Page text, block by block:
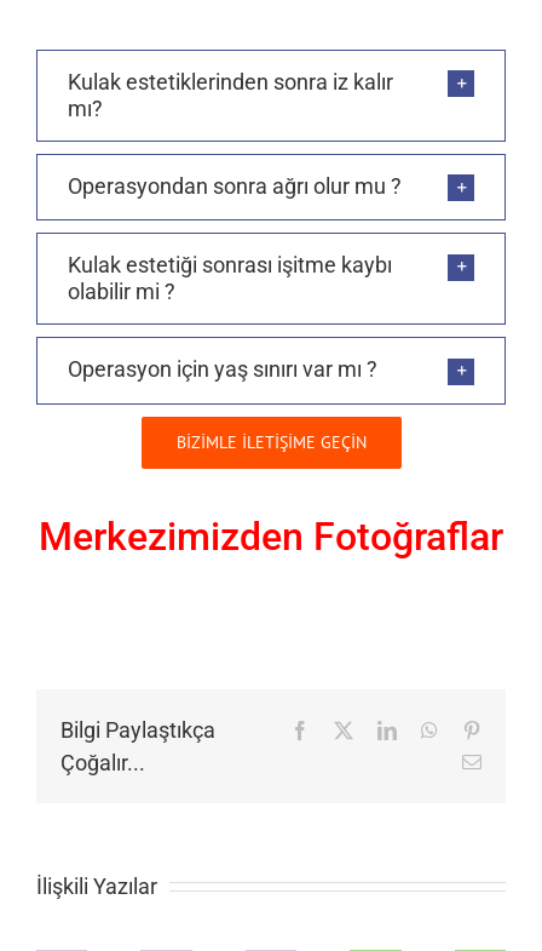
Kulak estetiklerinden sonra iz kalır
mı?
Operasyondan sonra ağrı olur mu ?
Kulak estetiği sonrası işitme kaybı
olabilir mi ?
Operasyon için yaş sınırı var mı ?
BİZİMLE İLETİŞİME GEÇİN
Merkezimizden Fotoğraflar
Bilgi Paylaştıkça
Çoğalır...
Facebook LinkedInWhatsApp
E-
İlişkili Yazılar